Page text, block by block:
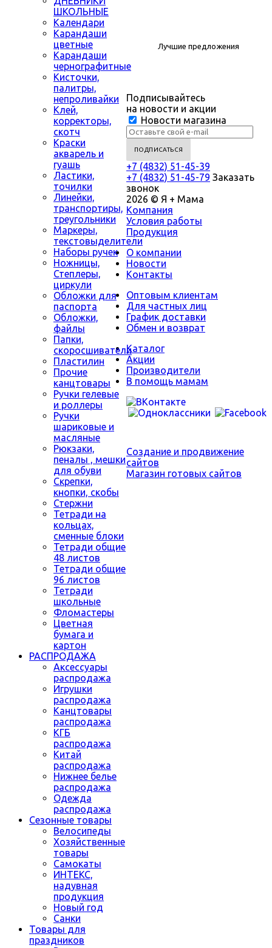
ШКОЛЬНЫЕ
Календари
Карандаши
цветные
Карандаши
чернографитные
Кисточки,
палитры,
непроливайки
Клей,
корректоры,
скотч
Краски
акварель и
гуашь
Ластики,
точилки
Линейки,
транспортиры,
треугольники
Маркеры,
текстовыделители
Наборы ручек
Ножницы,
Степлеры,
циркули
Обложки для
паспорта
Обложки,
файлы
Папки,
скоросшиватели
Пластилин
Прочие
канцтовары
Ручки гелевые
и роллеры
Ручки
шариковые и
масляные
Рюкзаки,
пеналы , мешки
для обуви
Скрепки,
кнопки, скобы
Стержни
Тетради на
кольцах,
сменные блоки
Тетради общие
48 листов
Тетради общие
96 листов
Тетради
школьные
Фломастеры
Цветная
бумага и
картон
РАСПРОДАЖА
Аксессуары
распродажа
Игрушки
распродажа
Канцтовары
распродажа
КГБ
распродажа
Китай
распродажа
Нижнее белье
распродажа
Одежда
распродажа
Сезонные товары
Велосипеды
Хозяйственные
товары
Самокаты
ИНТЕКС,
надувная
продукция
Новый год
Санки
Товары для
праздников
Лучшие предложения
Подписывайтесь
на новости и акции
Новости магазина
+7 (4832) 51-45-39
+7 (4832) 51-45-79 Заказать
звонок
2026 © Я + Мама
Компания
Условия работы
Продукция
О компании
Новости
Контакты
Оптовым клиентам
Для частных лиц
График доставки
Обмен и возврат
Каталог
Акции
Производители
В помощь мамам
Создание и продвижение
сайтов
Магазин готовых сайтов